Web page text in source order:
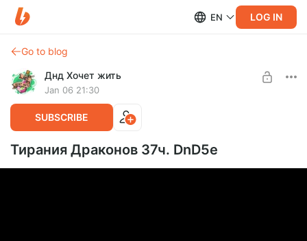
EN LOG IN
Go to blog
Днд Хочет жить
Jan 06 21:30
SUBSCRIBE
Тирания Драконов 37ч. DnD5e